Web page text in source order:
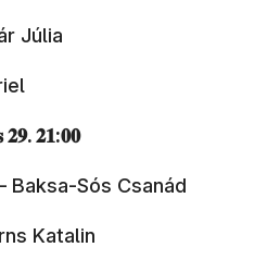
Júlia
𝟐𝟗. 𝟐𝟏:𝟎𝟎
Baksa-Sós Csanád
Katalin